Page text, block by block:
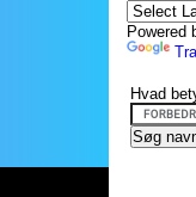
Powered
Hvad